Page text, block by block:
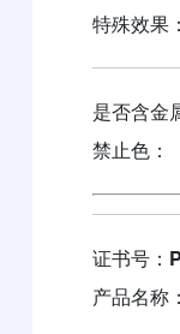
特殊效果：
是否含金
禁止色：
证书号：
产品名称：